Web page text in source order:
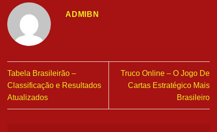
ADMIBN
Tabela Brasileirão –
Classificação e Resultados
Atualizados
Truco Online – O Jogo De
Cartas Estratégico Mais
Brasileiro